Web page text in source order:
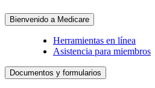
Bienvenido a Medicare
Herramientas en línea
Asistencia para miembros
Documentos y formularios